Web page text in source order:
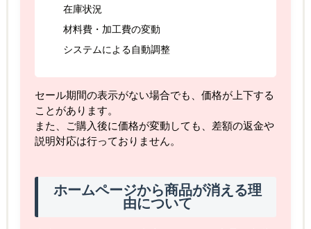
在庫状況
材料費・加工費の変動
システムによる自動調整
セール期間の表示がない場合でも、価格が上下する
ことがあります。
また、ご購入後に価格が変動しても、差額の返金や
説明対応は行っておりません。
ホームページから商品が消える理
由について